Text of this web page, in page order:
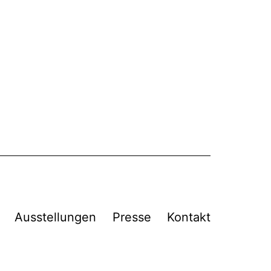
Ausstellungen Presse Kontakt